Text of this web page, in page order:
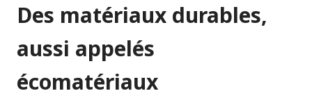
Des matériaux durables,
aussi appelés
écomatériaux